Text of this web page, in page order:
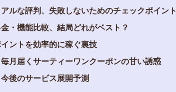
ルな評判、失敗しないためのチェックポイント
・機能比較、結局どれがベスト？
ントを効率的に稼ぐ裏技
月届くサーティーワンクーポンの甘い誘惑
後のサービス展開予測